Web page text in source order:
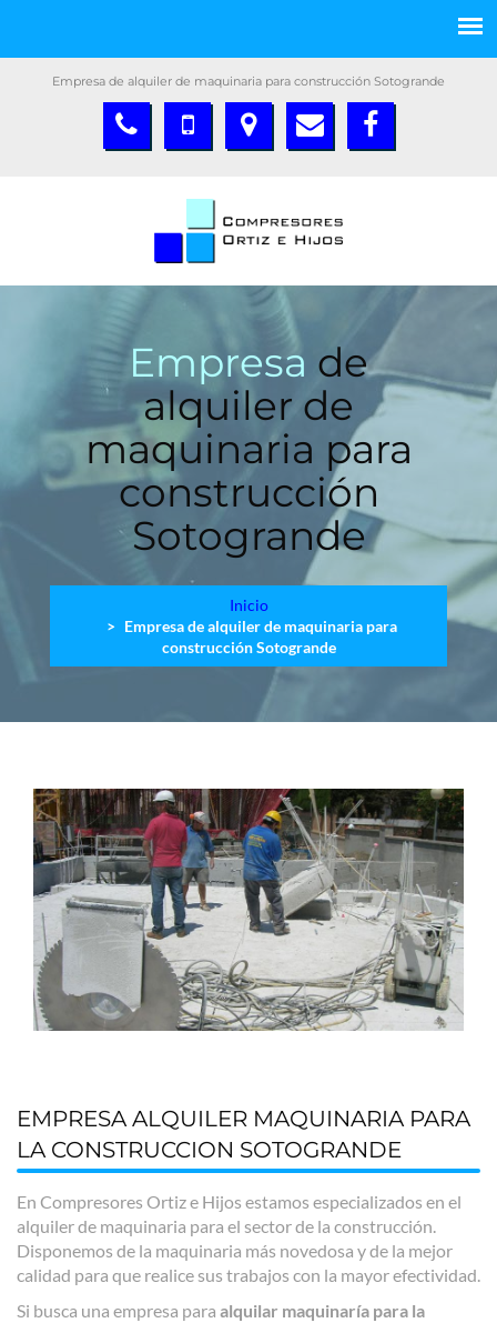
Empresa de alquiler de maquinaria para construcción Sotogrande
Empresa de
alquiler de
maquinaria para
construcción
Sotogrande
Inicio
Empresa de alquiler de maquinaria para
construcción Sotogrande
EMPRESA ALQUILER MAQUINARIA PARA
LA CONSTRUCCION SOTOGRANDE
En Compresores Ortiz e Hijos estamos especializados en el
alquiler de maquinaria para el sector de la construcción.
Disponemos de la maquinaria más novedosa y de la mejor
calidad para que realice sus trabajos con la mayor efectividad.
Si busca una empresa para alquilar maquinaría para la